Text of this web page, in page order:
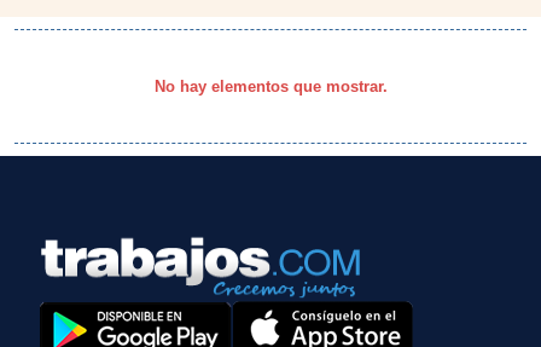
No hay elementos que mostrar.